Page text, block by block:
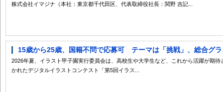
株式会社イマジナ（本社：東京都千代田区、代表取締役社長：関野 吉記...
15歳から25歳、国籍不問で応募可 テーマは「挑戦」、総合グ
2026年夏、イラスト甲子園実行委員会は、高校生や大学生など、これから活躍が期
かれたデジタルイラストコンテスト「第5回イラス...